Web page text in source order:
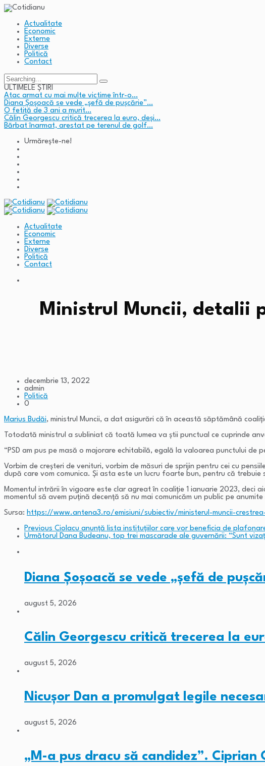
Actualitate
Economic
Externe
Diverse
Politică
Contact
Search
for:
ULTIMELE ȘTIRI
Atac armat cu mai multe victime într-o…
Diana Șoșoacă se vede „șefă de pușcărie”…
O fetiță de 3 ani a murit…
Călin Georgescu critică trecerea la euro, deși…
Bărbat înarmat, arestat pe terenul de golf…
Urmărește-ne!
Actualitate
Economic
Externe
Diverse
Politică
Contact
Ministrul Muncii, detalii
decembrie 13, 2022
admin
Politică
0
Marius Budăi, ministrul Muncii, a dat asigurări că în această săptămână
Totodată ministrul a subliniat că toată lumea va știi punctual ce cuprinde
“PSD am pus pe masă o majorare echitabilă, egală la valoarea punctului de
Vorbim de creșteri de venituri, vorbim de măsuri de sprijin pentru cei cu
după care vom comunica. Și asta este un lucru foarte bun, pentru că trebuie
Momentul intrării în vigoare este clar agreat în coaliție 1 ianuarie 2023, deci
momentul să avem puțină decență să nu mai comunicăm un public pe
Sursa: https://www.antena3.ro/emisiuni/subiectiv/ministerul-muncii-
Previous Ciolacu anunţă lista instituţiilor care vor beneficia de
Următorul
Dana Budeanu, top trei mascarade ale guvernării: “Sunt
Diana Șoșoacă se vede „șefă de
august 5, 2026
Călin Georgescu critică trecerea la
august 5, 2026
Nicușor Dan a promulgat legile
august 5, 2026
„M-a pus dracu să candidez”. Ciprian